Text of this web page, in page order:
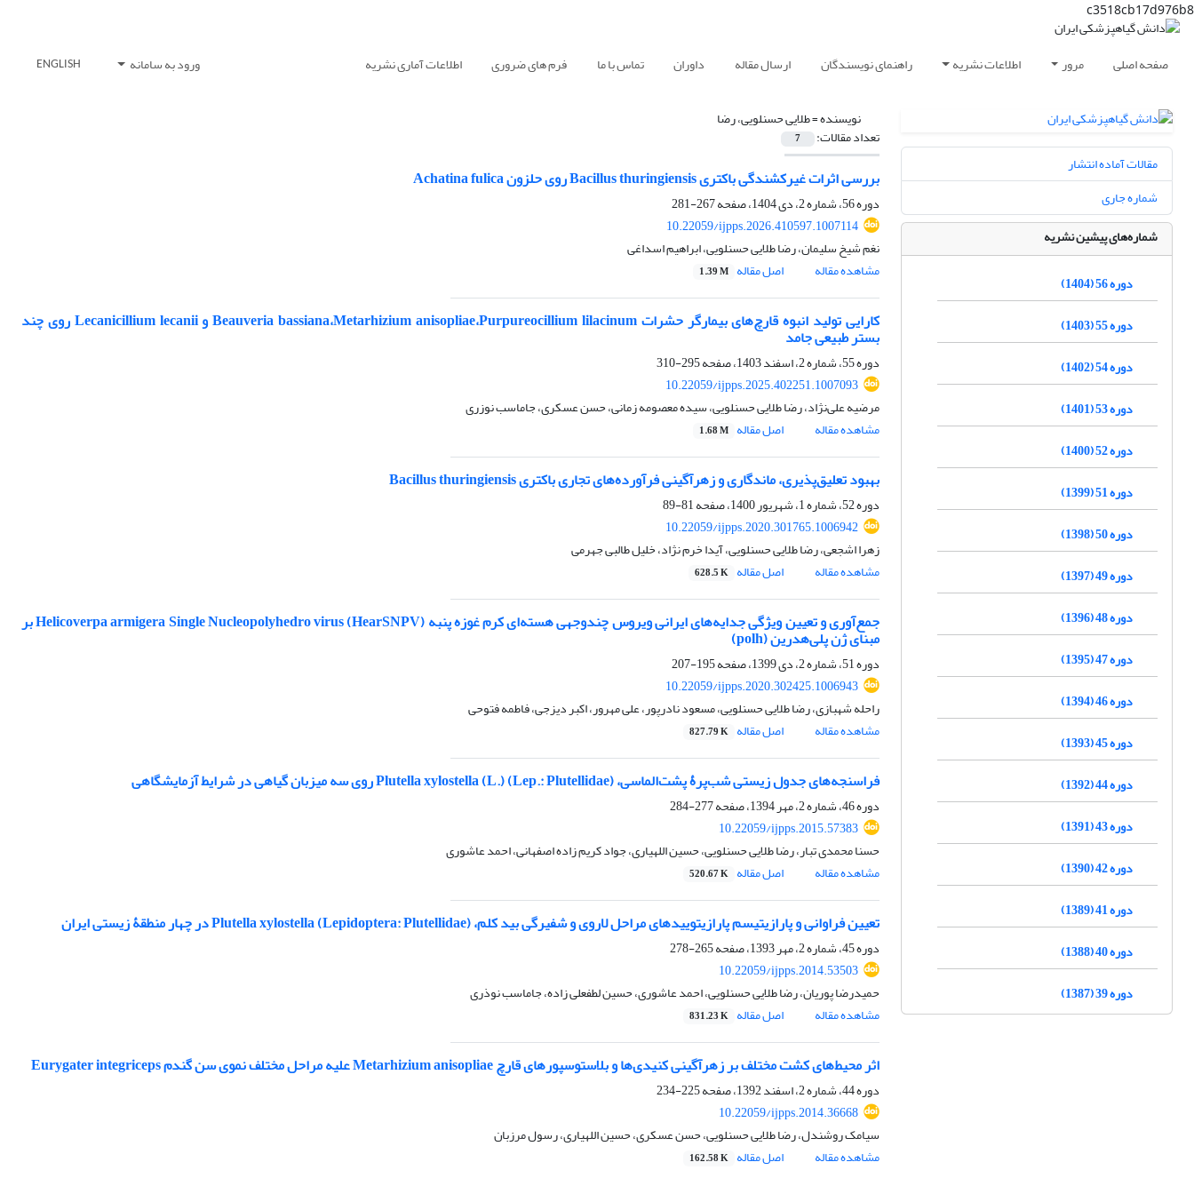
c3518cb17d976b8
صفحه اصلی مرور اطلاعات نشریه راهنمای نویسندگان ارسال مقاله داوران تماس با ما فرم های ضروری اطلاعات آماری نشریه ورود به سامانه ENGLISH
نویسنده =طلایی حسنلویی، رضا
تعداد مقالات: 7
بررسی اثرات غیرکشندگی باکتری Bacillus thuringiensis روی حلزون Achatina fulica
دوره 56، شماره 2، دی 1404، صفحه
267-281
10.22059/ijpps.2026.410597.1007114
نغم شیخ سلیمان، رضا طلایی حسنلویی، ابراهیم اسداغی
مشاهده مقاله
اصل مقاله 1.39 M
کارایی تولید انبوه قارچ‌های بیمارگر حشرات Beauveria bassiana،Metarhizium anisopliae،Purpureocillium lilacinum و Lecanicillium lecanii روی چند
بستر طبیعی جامد
دوره 55، شماره 2، اسفند 1403، صفحه
295-310
10.22059/ijpps.2025.402251.1007093
مرضیه علی‌نژاد، رضا طلایی حسنلویی، سیده معصومه زمانی، حسن عسکری، جاماسب نوزری
مشاهده مقاله
اصل مقاله 1.68 M
بهبود تعلیق‌پذیری، ماندگاری و زهرآگینی فرآورده‌های تجاری باکتری Bacillus thuringiensis
دوره 52، شماره 1، شهریور 1400، صفحه
81-89
10.22059/ijpps.2020.301765.1006942
زهرا اشجعی، رضا طلایی حسنلویی، آیدا خرم نژاد، خلیل طالبی جهرمی
مشاهده مقاله
اصل مقاله 628.5 K
جمع‌آوری و تعیین ویژگی جدایه‌های ایرانی ویروس چندوجهی هسته‌ای کرم غوزه پنبه Helicoverpa armigera Single Nucleopolyhedro virus (HearSNPV) بر
مبنای ژن پلی‌هدرین (polh)
دوره 51، شماره 2، دی 1399، صفحه
195-207
10.22059/ijpps.2020.302425.1006943
راحله شهبازی، رضا طلایی حسنلویی، مسعود نادرپور، علی مهرور، اکبر دیزجی، فاطمه فتوحی
مشاهده مقاله
اصل مقاله 827.79 K
فراسنجه‌های جدول زیستی شب‌پرۀ پشت‌الماسی، Plutella xylostella (L.) (Lep.: Plutellidae) روی سه میزبان گیاهی در شرایط آزمایشگاهی
دوره 46، شماره 2، مهر 1394، صفحه
277-284
10.22059/ijpps.2015.57383
حسنا محمدی تبار، رضا طلایی حسنلویی، حسین اللهیاری، جواد کریم زاده اصفهانی، احمد عاشوری
مشاهده مقاله
اصل مقاله 520.67 K
تعیین فراوانی و پارازیتیسم پارازیتوییدهای مراحل لاروی و شفیرگی بید کلم، Plutella xylostella (Lepidoptera: Plutellidae) در چهار منطقۀ زیستی ایران
دوره 45، شماره 2، مهر 1393، صفحه
265-278
10.22059/ijpps.2014.53503
حمیدرضا پوریان، رضا طلایی حسنلویی، احمد عاشوری، حسین لطفعلی زاده، جاماسب نوذری
مشاهده مقاله
اصل مقاله 831.23 K
اثر محیط‌های ‌کشت مختلف بر زهرآگینی کنیدی‌ها و بلاستوسپورهای قارچ Metarhizium anisopliae علیه مراحل مختلف نموی سن گندم Eurygater integriceps
دوره 44، شماره 2، اسفند 1392، صفحه
225-234
10.22059/ijpps.2014.36668
سیامک روشندل، رضا طلایی حسنلویی، حسن عسکری، حسین اللهیاری، رسول مرزبان
مشاهده مقاله
اصل مقاله 162.58 K
مقالات آماده انتشار
شماره جاری
شماره‌های پیشین نشریه
دوره 56 (1404)
دوره 55 (1403)
دوره 54 (1402)
دوره 53 (1401)
دوره 52 (1400)
دوره 51 (1399)
دوره 50 (1398)
دوره 49 (1397)
دوره 48 (1396)
دوره 47 (1395)
دوره 46 (1394)
دوره 45 (1393)
دوره 44 (1392)
دوره 43 (1391)
دوره 42 (1390)
دوره 41 (1389)
دوره 40 (1388)
دوره 39 (1387)